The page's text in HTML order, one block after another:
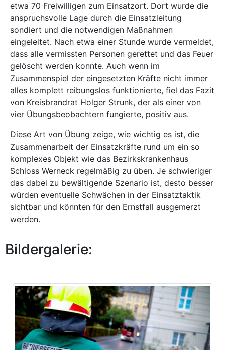
etwa 70 Freiwilligen zum Einsatzort. Dort wurde die
anspruchsvolle Lage durch die Einsatzleitung
sondiert und die notwendigen Maßnahmen
eingeleitet. Nach etwa einer Stunde wurde vermeldet,
dass alle vermissten Personen gerettet und das Feuer
gelöscht werden konnte. Auch wenn im
Zusammenspiel der eingesetzten Kräfte nicht immer
alles komplett reibungslos funktionierte, fiel das Fazit
von Kreisbrandrat Holger Strunk, der als einer von
vier Übungsbeobachtern fungierte, positiv aus.
Diese Art von Übung zeige, wie wichtig es ist, die
Zusammenarbeit der Einsatzkräfte rund um ein so
komplexes Objekt wie das Bezirkskrankenhaus
Schloss Werneck regelmäßig zu üben. Je schwieriger
das dabei zu bewältigende Szenario ist, desto besser
würden eventuelle Schwächen in der Einsatztaktik
sichtbar und könnten für den Ernstfall ausgemerzt
werden.
Bildergalerie: